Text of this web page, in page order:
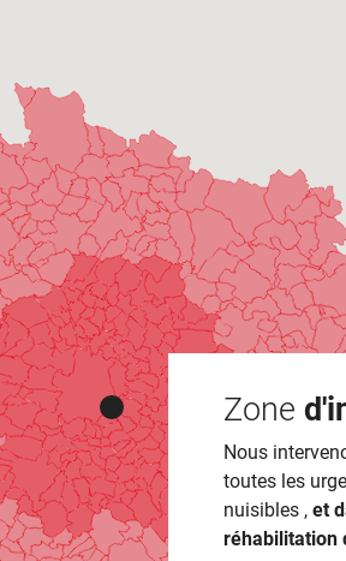
Zone
Nous
toutes les
nuisibles , et
réhabilitation